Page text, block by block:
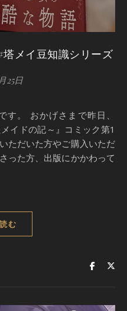
メイ豆知識シリーズ
25日
イドの記～』コミック第1
ただいた方やご購入いただ
った方、出版にかかわって
む